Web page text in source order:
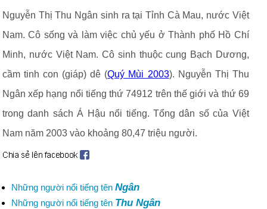
Nguyễn Thị Thu Ngân sinh ra tại Tỉnh Cà Mau, nước Việt
Nam. Cô sống và làm việc chủ yếu ở Thành phố Hồ Chí
Minh, nước Việt Nam. Cô sinh thuộc cung Bạch Dương,
cầm tinh con (giáp) dê (Quý Mùi 2003). Nguyễn Thị Thu
Ngân xếp hạng nổi tiếng thứ 74912 trên thế giới và thứ 69
trong danh sách Á Hậu nổi tiếng. Tổng dân số của Việt
Nam năm 2003 vào khoảng 80,47 triệu người.
Những người nổi tiếng tên Ngân
Những người nổi tiếng tên Thu Ngân